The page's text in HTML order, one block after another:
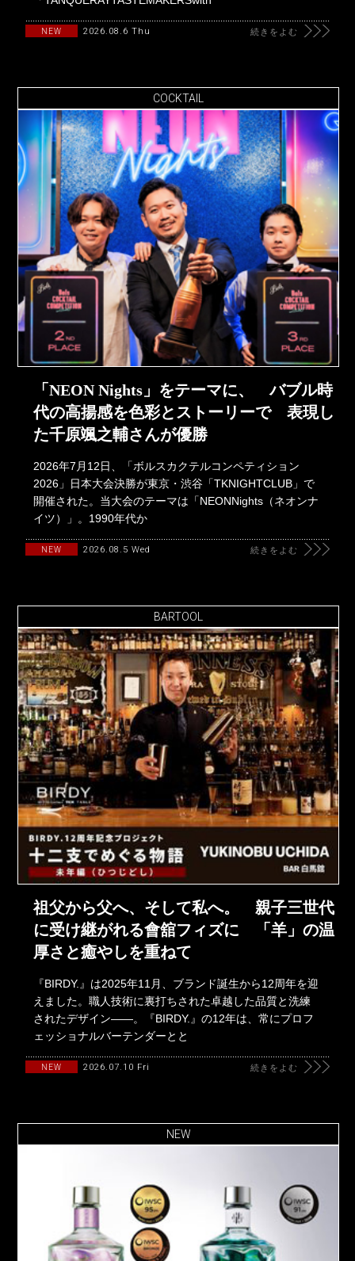
NEW 2026.08.6 Thu 続きをよむ
COCKTAIL
「NEON Nights」をテーマに、 バブル時
代の高揚感を色彩とストーリーで 表現し
た千原颯之輔さんが優勝
2026年7月12日、「ボルスカクテルコンペティション
2026」日本大会決勝が東京・渋谷「TKNIGHTCLUB」で
開催された。当大会のテーマは「NEONNights（ネオンナ
イツ）」。1990年代か
NEW 2026.08.5 Wed 続きをよむ
BARTOOL
祖父から父へ、そして私へ。 親子三世代
に受け継がれる會舘フィズに 「羊」の温
厚さと癒やしを重ねて
『BIRDY.』は2025年11月、ブランド誕生から12周年を迎
えました。職人技術に裏打ちされた卓越した品質と洗練
されたデザイン――。『BIRDY.』の12年は、常にプロフ
ェッショナルバーテンダーとと
NEW 2026.07.10 Fri 続きをよむ
NEW